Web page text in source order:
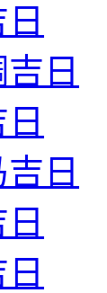
日
日